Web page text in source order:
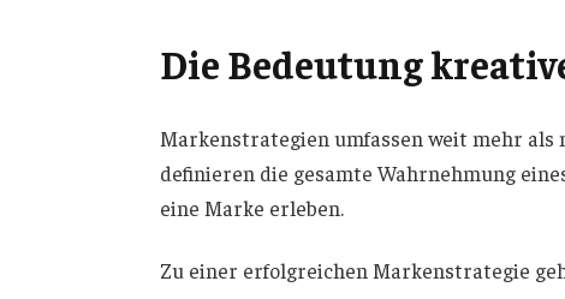
Die Bedeutung
Markenstrategien umfassen weit mehr als
definieren die gesamte Wahrnehmung
eine Marke erleben.
Zu einer erfolgreichen Markenstrategie